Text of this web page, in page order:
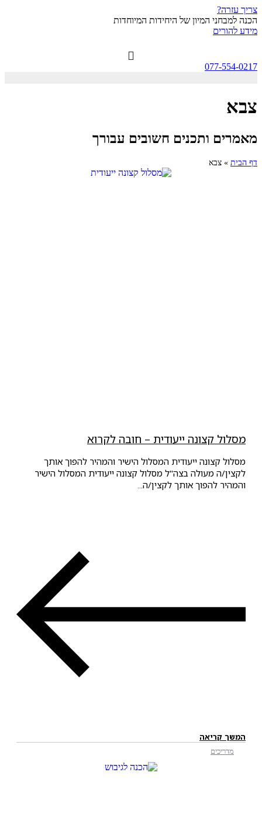
צריך עזרה?
הכנה למבחני המיון של היחידות המיוחדות
מידע להורים
077-554-0217
צבא
מאמרים ותכנים חשובים עבורך
דף הבית » צבא
מסלול קצונה ייעודית – חובה לקרוא
מסלול קצונה ייעודית המסלול הישיר והמהיר להפוך אותך
לקצין/ה מעולה בצה"ל מסלול קצונה ייעודית המסלול הישיר
והמהיר להפוך אותך לקצין/ה...
המשך קריאה
מדריכים